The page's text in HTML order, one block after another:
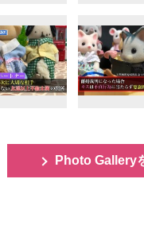
Photo Gallery